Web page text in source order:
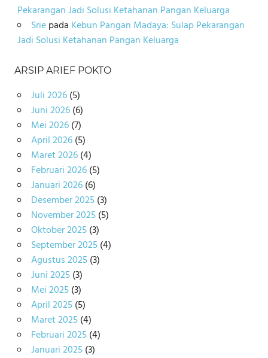
Pekarangan Jadi Solusi Ketahanan Pangan Keluarga
Sriepada Kebun Pangan Madaya: Sulap Pekarangan
Jadi Solusi Ketahanan Pangan Keluarga
ARSIP ARIEF POKTO
Juli 2026(5)
Juni 2026(6)
Mei 2026(7)
April 2026(5)
Maret 2026(4)
Februari 2026(5)
Januari 2026(6)
Desember 2025(3)
November 2025(5)
Oktober 2025(3)
September 2025(4)
Agustus 2025(3)
Juni 2025(3)
Mei 2025(3)
April 2025(5)
Maret 2025(4)
Februari 2025(4)
Januari 2025(3)